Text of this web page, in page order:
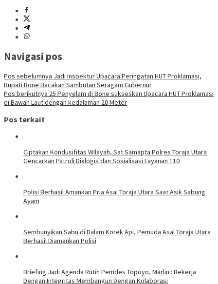
Navigasi pos
Pos sebelumnya Jadi Inspektur Upacara Peringatan HUT Proklamasi,
Bupati Bone Bacakan Sambutan Seragam Gubernur
Pos berikutnya 25 Penyelam di Bone sukseskan Upacara HUT Proklamasi
di Bawah Laut dengan kedalaman 20 Meter
Pos terkait
Ciptakan Kondusifitas Wilayah, Sat Samapta Polres Toraja Utara
Gencarkan Patroli Dialogis dan Sosialisasi Layanan 110
Polisi Berhasil Amankan Pria Asal Toraja Utara Saat Asik Sabung
Ayam
Sembunyikan Sabu di Dalam Korek Api, Pemuda Asal Toraja Utara
Berhasil Diamankan Polisi
Briefing Jadi Agenda Rutin Pemdes Topoyo, Marlin : Bekerja
Dengan Integritas Membangun Dengan Kolaborasi